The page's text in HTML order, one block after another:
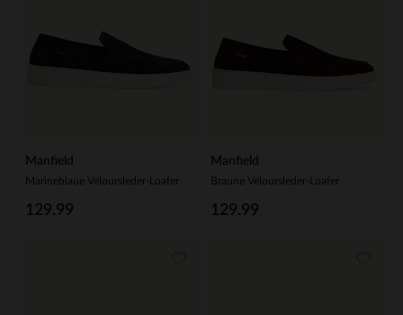
Manfield
Marineblaue Veloursleder-Loafer
129.99
Manfield
Braune Veloursleder-Loafer
129.99